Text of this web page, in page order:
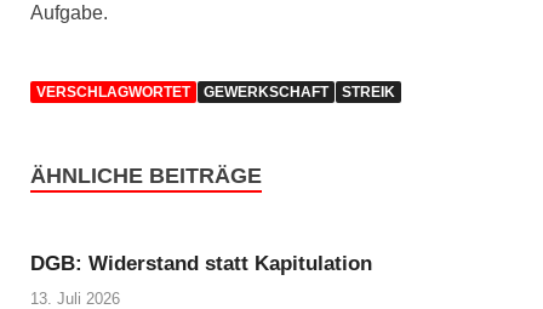
Aufgabe.
VERSCHLAGWORTET GEWERKSCHAFT STREIK
ÄHNLICHE BEITRÄGE
DGB: Widerstand statt Kapitulation
13. Juli 2026